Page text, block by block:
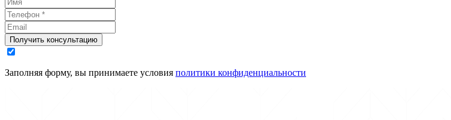
Получить консультацию
Заполняя форму, вы принимаете условия политики конфиденциальности